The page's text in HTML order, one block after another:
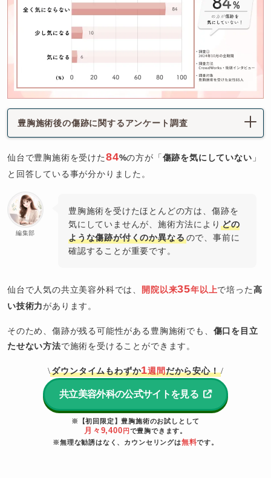
豊胸施術後の傷跡に関するアンケート調査
仙台で豊胸施術を受けた84%の方が「傷跡を気にしていない 」
と回答している事が分かりました。
編集部
豊胸施術を受けたほとんどの方は、傷跡を
気にしていませんが、施術方法により どの
ような傷跡が付くのか異なるので、事前に
確認することが重要です。
仙台で人気の共立美容外科では、 開院以来35年以上で培った高
い技術力があります。
そのため、傷跡が残る可能性がある豊胸施術でも、 傷口を目立
たせない方法で施術を受けることができます。
\ダウンタイムもわずか1週間だから安心！/
共立美容外科の公式サイトを見る
※【初回限定】豊胸施術のお試しとして
月々9,400 円 で豊胸できます。
※無理な勧誘はなく、カウンセリングは無料です。